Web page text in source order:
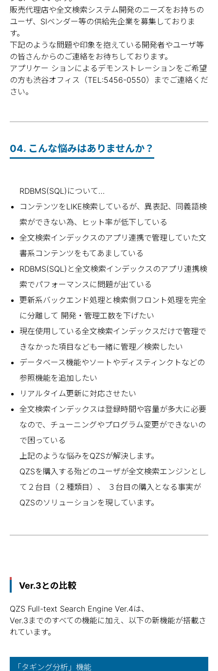
に一覧表示するといったＵＩを構築できま
す。
検索結果の重複を除いた取り出し
検索結果から任意のフィールドで重複を除
いた結果や重複したカウントを取り出す事
たＵＩを構築できます。
キーワード抽出等は一切不要、１文字単位か
すべての文字種で検索もれは一切ありません
販売代理店や全文検索システム開発のニーズをお持ちの
ユーザ、SIベンダー等の供給先企業を募集しておりま
す。
下記のような問題や印象を抱えている開発者やユーザ等
の皆さんからのご連絡をお待ちしております。
アプリケー ションによるデモンストレーションをご希望
の方も渋谷オフィス（TEL:5456-0550）までご連絡くだ
さい。
04. こんな悩みはありませんか？
RDBMS(SQL)について…
コンテンツをLIKE検索しているが、異表記、同義語検
索ができない為、ヒット率が低下している
全文検索インデックスのアプリ連携で管理していた文
書系コンテンツをもてあましている
RDBMS(SQL)と全文検索インデックスのアプリ連携検
索でパフォーマンスに問題が出ている
更新系バックエンド処理と検索側フロント処理を完全
に分離して 開発・管理工数を下げたい
現在使用している全文検索インデックスだけで管理で
きなかった項目なども一緒に管理／検索したい
データベース機能やソートやディスティンクトなどの
参照機能を追加したい
リアルタイム更新に対応させたい
全文検索インデックスは登録時間や容量が多大に必要
なので、チューニングやプログラム変更ができないの
で困っている
上記のような悩みをQZSが解決します。
QZSを購入する殆どのユーザが全文検索エンジンとし
て２台目（２種類目）、 ３台目の購入となる事実が
QZSのソリューションを現しています。
Ver.3との比較
QZS Full-text Search Engine Ver.4は、
Ver.3までのすべての機能に加え、以下の新機能が搭載さ
れています。
「タギング分析」機能